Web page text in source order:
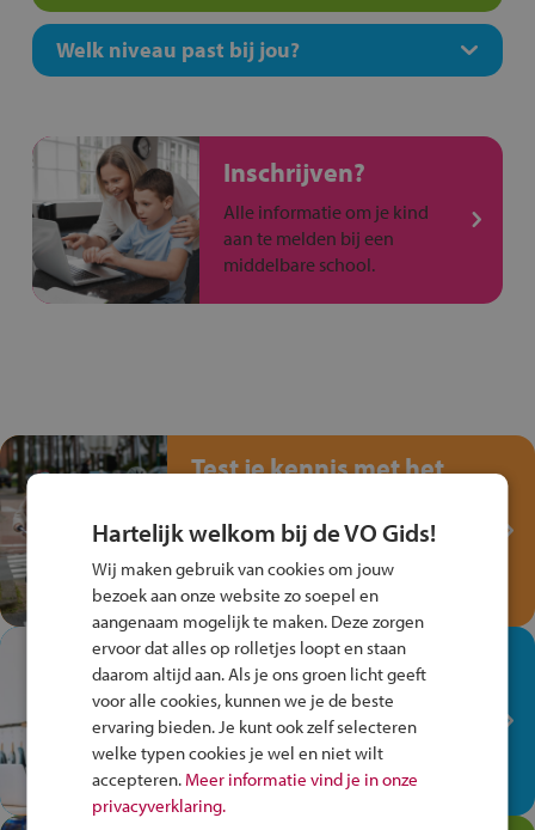
Welk niveau past bij jou?
Inschrijven?
Alle informatie om je kind
aan te melden bij een
middelbare school.
Test je kennis met het
Verkeersspel!
Speel het Fiets Veilig Verkeersspel
en win een Cortina-fiets!
In de winkel ben je op je
plek!
Ontdek via het vmbo jouw talent
op de winkelvloer, waar elke dag
anders is!
Hartelijk welkom bij de VO Gids!
Wij maken gebruik van cookies om jouw
bezoek aan onze website zo soepel en
aangenaam mogelijk te maken. Deze zorgen
ervoor dat alles op rolletjes loopt en staan
daarom altijd aan. Als je ons groen licht geeft
voor alle cookies, kunnen we je de beste
ervaring bieden. Je kunt ook zelf selecteren
welke typen cookies je wel en niet wilt
accepteren. Meer informatie vind je in onze
privacyverklaring.